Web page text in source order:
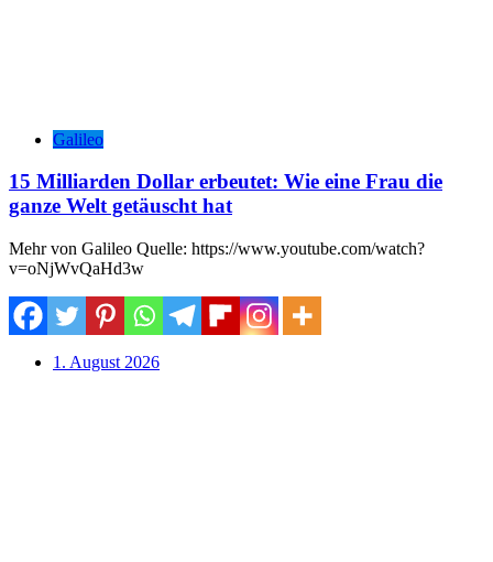
Galileo
15 Milliarden Dollar erbeutet: Wie eine Frau die
ganze Welt getäuscht hat
Mehr von Galileo Quelle: https://www.youtube.com/watch?
v=oNjWvQaHd3w
1. August 2026